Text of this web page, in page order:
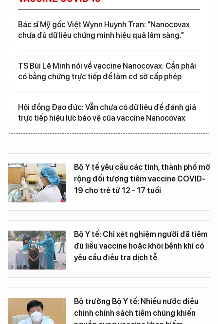
Bác sĩ Mỹ gốc Việt Wynn Huynh Tran: "Nanocovax
chưa đủ dữ liệu chứng minh hiệu quả lâm sàng."
TS Bùi Lê Minh nói về vaccine Nanocovax: Cần phải
có bằng chứng trực tiếp để làm cơ sở cấp phép
Hội đồng Đạo đức: Vẫn chưa có dữ liệu để đánh giá
trực tiếp hiệu lực bảo vệ của vaccine Nanocovax
Bộ Y tế yêu cầu các tỉnh, thành phố mở
rộng đối tượng tiêm vaccine COVID-
19 cho trẻ từ 12 - 17 tuổi
Bộ Y tế: Chỉ xét nghiệm người đã tiêm
đủ liều vaccine hoặc khỏi bệnh khi có
yêu cầu điều tra dịch tễ
Bộ trưởng Bộ Y tế: Nhiều nước điều
chỉnh chính sách tiêm chủng khiến